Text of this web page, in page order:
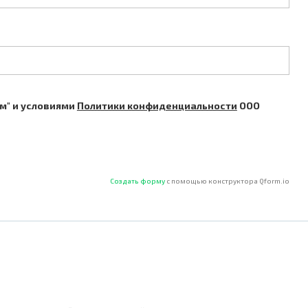
и условиями Политики конфиденциальности ООО
Создать форму с помощью конструктора Qform.io